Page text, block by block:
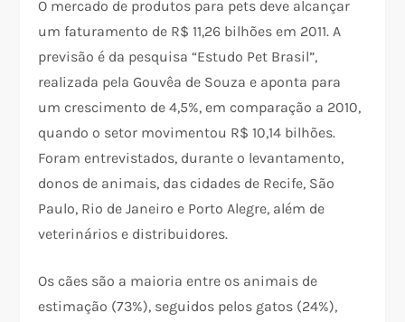
O mercado de produtos para pets deve alcançar
um faturamento de R$ 11,26 bilhões em 2011. A
previsão é da pesquisa “Estudo Pet Brasil”,
realizada pela Gouvêa de Souza e aponta para
um crescimento de 4,5%, em comparação a 2010,
quando o setor movimentou R$ 10,14 bilhões.
Foram entrevistados, durante o levantamento,
donos de animais, das cidades de Recife, São
Paulo, Rio de Janeiro e Porto Alegre, além de
veterinários e distribuidores.
Os cães são a maioria entre os animais de
estimação (73%), seguidos pelos gatos (24%),